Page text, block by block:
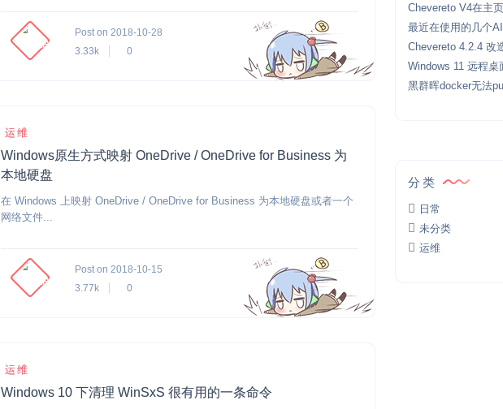
Post on 2018-10-28
3.33k
0
运维
Windows原生方式映射 OneDrive / OneDrive for Business 为
本地硬盘
在 Windows 上映射 OneDrive / OneDrive for Business 为本地硬盘或者一个
网络文件...
Post on 2018-10-15
3.77k
0
运维
Windows 10 下清理 WinSxS 很有用的一条命令
Chevereto V4在主
最近在使用的几个
Chevereto 4.2.4 改
Windows 11 远程桌
黑群晖docker无法
分类
日常
未分类
运维